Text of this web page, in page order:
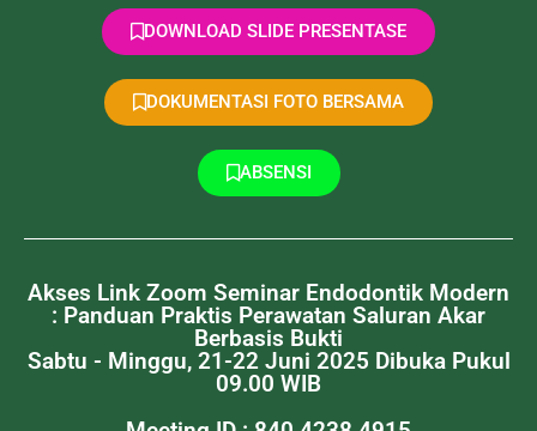
DOWNLOAD SLIDE PRESENTASE
DOKUMENTASI FOTO BERSAMA
ABSENSI
Akses Link Zoom Seminar Endodontik Modern
: Panduan Praktis Perawatan Saluran Akar
Berbasis Bukti
Sabtu - Minggu, 21-22 Juni 2025 Dibuka Pukul
09.00 WIB